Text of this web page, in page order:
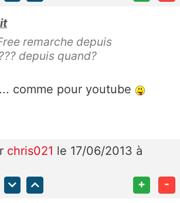
remarche depuis
depuis quand?
comme pour youtube
chris021 le 17/06/2013 à
+ -